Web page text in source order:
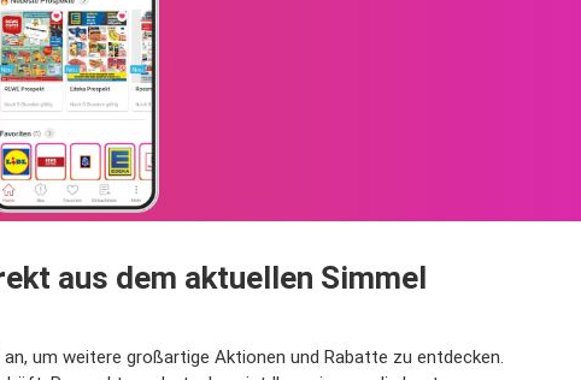
aus dem aktuellen Simmel
um weitere großartige Aktionen und Rabatte zu entdecken.